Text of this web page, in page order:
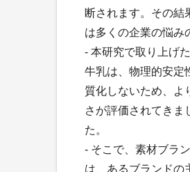
断されます。その結
は多くの企業の悩み
- 本研究で取り上げ
牛乳は、物理的安定
質化しないため、よ
さが評価されてきま
た。
- そこで、素材ブラ
は、あるブランドの